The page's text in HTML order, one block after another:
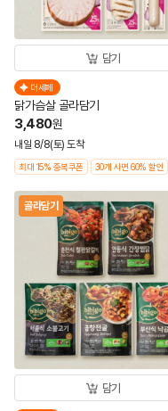
담기
더세페
닭가슴살 골라담기
3,480원
내일 8/8(토) 도착
최대 15% 중복쿠폰 30개 사면 60% 할인
골라담기
담기